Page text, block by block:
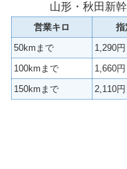
山形・秋田新
営業キロ 指
50kmまで
1,290円
100kmまで
1,660円
150kmまで
2,110円